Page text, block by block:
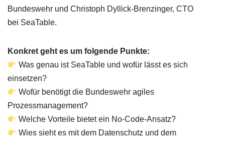
Bundeswehr und Christoph Dyllick-Brenzinger, CTO
bei SeaTable.
Konkret geht es um folgende Punkte:
Was genau ist SeaTable und wofür lässt es sich
einsetzen?
Wofür benötigt die Bundeswehr agiles
Prozessmanagement?
Welche Vorteile bietet ein No-Code-Ansatz?
Wies sieht es mit dem Datenschutz und dem